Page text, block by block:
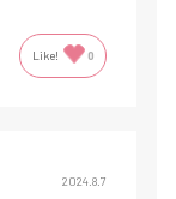
Like! 0
2024.8.7